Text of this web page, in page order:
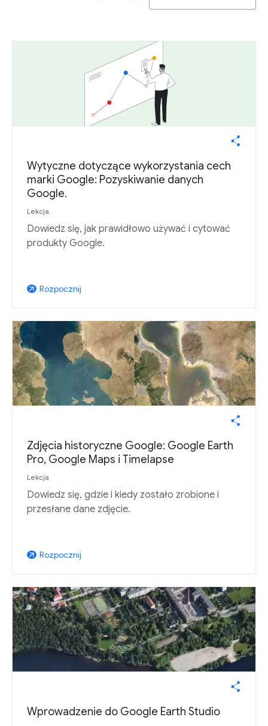
Wytyczne dotyczące wykorzystania cech
marki Google: Pozyskiwanie danych
Google.
Lekcja
Dowiedz się, jak prawidłowo używać i cytować
produkty Google.
arrow_outward Rozpocznij
Zdjęcia historyczne Google: Google Earth
Pro, Google Maps i Timelapse
Lekcja
Dowiedz się, gdzie i kiedy zostało zrobione i
przesłane dane zdjęcie.
arrow_outward Rozpocznij
Wprowadzenie do Google Earth Studio